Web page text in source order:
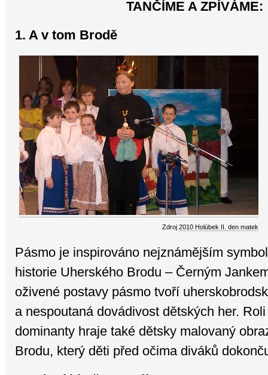
TANČÍME A ZPÍVÁME:
1. A v tom Brodě
Zdroj 2010 Holúbek II. den matek
Pásmo je inspirováno nejznámějším
historie Uherského Brodu – Černým
oživené postavy pásmo tvoří
a nespoutaná dovádivost dětských her.
dominanty hraje také dětsky malovaný
Brodu, který děti před očima diváků